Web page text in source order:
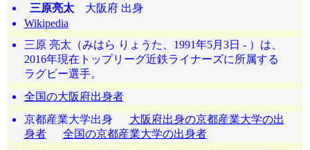
三原亮太大阪府 出身
Wikipedia
三原 亮太（みはら りょうた、1991年5月3日 - ）は、
2016年現在トップリーグ近鉄ライナーズに所属する
ラグビー選手。
全国の大阪府出身者
京都産業大学出身 大阪府出身の京都産業大学の出
身者
全国の京都産業大学の出身者